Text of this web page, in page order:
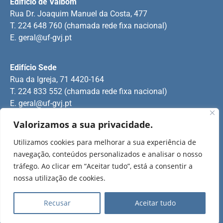
Valorizamos a sua privacidade.
Utilizamos cookies para melhorar a sua experiência de
navegação, conteúdos personalizados e analisar o nosso
tráfego. Ao clicar em “Aceitar tudo”, está a consentir a
nossa utilização de cookies.
Recusar Aceitar tudo
2025 Todos os direitos reservados.
Rua Manuel Pinto Martins
T. 224 509 703 (chamada rede fixa nacional)
E.geral@uf-gvj.pt
Edifício Sede
Rua da Igreja, 71 4420-164
T. 224 833 552 (chamada rede fixa nacional)
E. geral@uf-gvj.pt
Rua Dr. Joaquim Manuel da Costa, 477
T. 224 648 760 (chamada rede fixa nacional)
E. geral@uf-gvj.pt